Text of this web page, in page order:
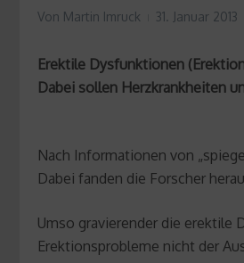
Von Martin Imruck 31. Januar 2013
Erektile Dysfunktionen
Dabei sollen Herzkrankheiten
Nach Informationen von
Dabei fanden die Forscher
Umso gravierender die erektile
Erektionsprobleme nicht der